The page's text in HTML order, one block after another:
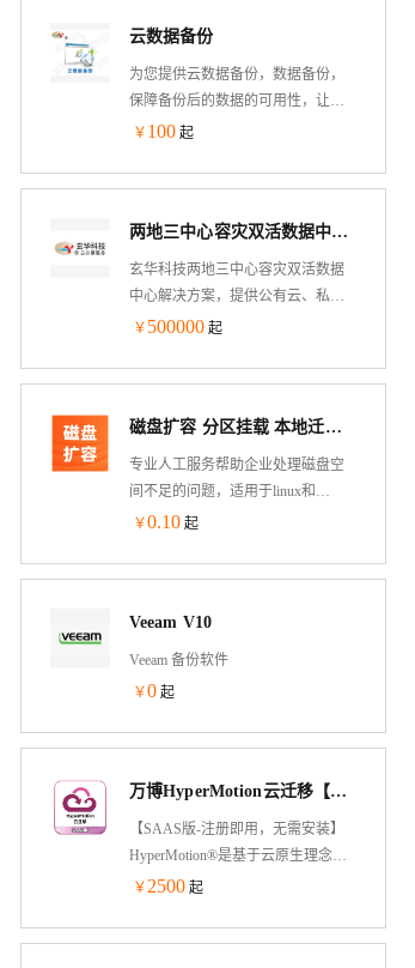
云数据备份
为您提供云数据备份，数据备份，
保障备份后的数据的可用性，让您
不必为数据的安全再烦恼
￥ 100 起
两地三中心容灾双活数据中心实施
玄华科技两地三中心容灾双活数据
中心解决方案，提供公有云、私有
云和混合云业务应用和数据备份服
￥ 500000 起
磁盘扩容 分区挂载 本地迁移 磁盘空间不足解决
专业人工服务帮助企业处理磁盘空
间不足的问题，适用于linux和
windows系统的磁盘扩容、分区、挂
￥0.10 起
Veeam V10
Veeam 备份软件
￥0 起
万博HyperMotion云迁移【SAAS版】
【SAAS版-注册即用，无需安装】
HyperMotion®是基于云原生理念构
建的整机热迁移工具，基于块级别
￥ 2500 起